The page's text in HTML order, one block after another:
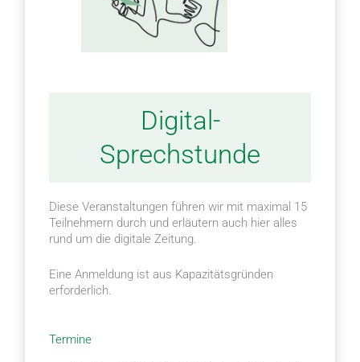
Digital-
Sprechstunde
Diese Veranstaltungen führen wir mit maximal 15
Teilnehmern durch und erläutern auch hier alles
rund um die digitale Zeitung.
Eine Anmeldung ist aus Kapazitätsgründen
erforderlich.
Termine